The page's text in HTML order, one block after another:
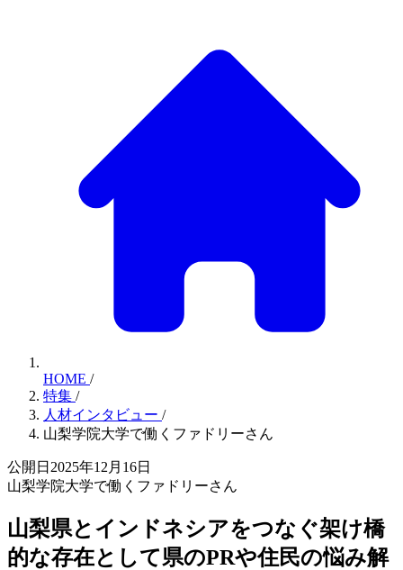
HOME /
特集 /
人材インタビュー /
山梨学院大学で働くファドリーさん
公開日2025年12月16日
山梨学院大学で働くファドリーさん
山梨県とインドネシアをつなぐ架け橋
的な存在として県のPRや住民の悩み解